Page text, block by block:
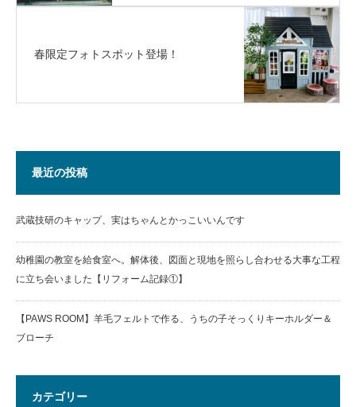
春限定フォトスポット登場！
最近の投稿
武蔵技研のキャップ、実はちゃんとかっこいいんです
幼稚園の教室を給食室へ。解体後、図面と現地を照らし合わせる大事な工程
に立ち会いました【リフォーム記録①】
【PAWS ROOM】羊毛フェルトで作る、うちの子そっくりキーホルダー＆
ブローチ
カテゴリー